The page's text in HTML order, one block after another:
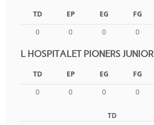
TD EP EG FG
0
0 0 0
L HOSPITALET PIONERS JUNIOR
TD EP EG FG
0
0 0 0
TD